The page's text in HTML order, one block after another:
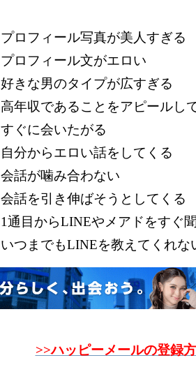
プロフィール写真が美人すぎる
プロフィール文がエロい
好きな男のタイプが広すぎる
高年収であることをアピールし
すぐに会いたがる
自分からエロい話をしてくる
会話が噛み合わない
会話を引き伸ばそうとしてくる
1通目からLINEやメアドをすぐ
いつまでもLINEを教えてくれな
>>ハッピーメールの登録